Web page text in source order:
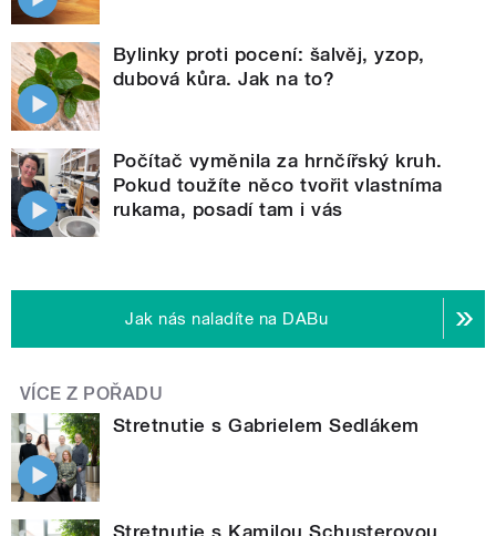
Bylinky proti pocení: šalvěj, yzop,
dubová kůra. Jak na to?
Počítač vyměnila za hrnčířský kruh.
Pokud toužíte něco tvořit vlastníma
rukama, posadí tam i vás
Jak nás naladíte na DABu
VÍCE Z POŘADU
Stretnutie s Gabrielem Sedlákem
Stretnutie s Kamilou Schusterovou